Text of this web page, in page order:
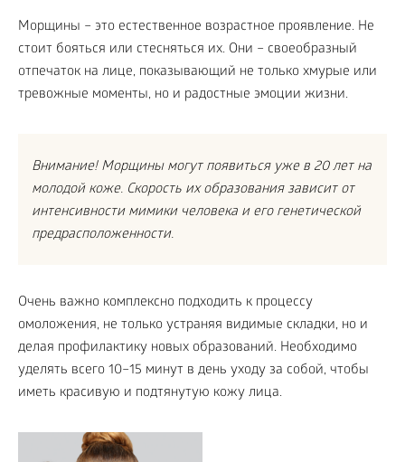
Морщины – это естественное возрастное проявление. Не
стоит бояться или стесняться их. Они – своеобразный
отпечаток на лице, показывающий не только хмурые или
тревожные моменты, но и радостные эмоции жизни.
Внимание! Морщины могут появиться уже в 20 лет на
молодой коже. Скорость их образования зависит от
интенсивности мимики человека и его генетической
предрасположенности.
Очень важно комплексно подходить к процессу
омоложения, не только устраняя видимые складки, но и
делая профилактику новых образований. Необходимо
уделять всего 10–15 минут в день уходу за собой, чтобы
иметь красивую и подтянутую кожу лица.